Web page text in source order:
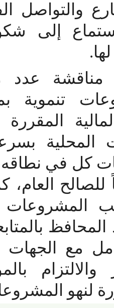
والتواصل
إلى
عدد
تنموية
بسرعة
في نطاقه
العام،
بالمتابعة
مع الجهات
لنهو